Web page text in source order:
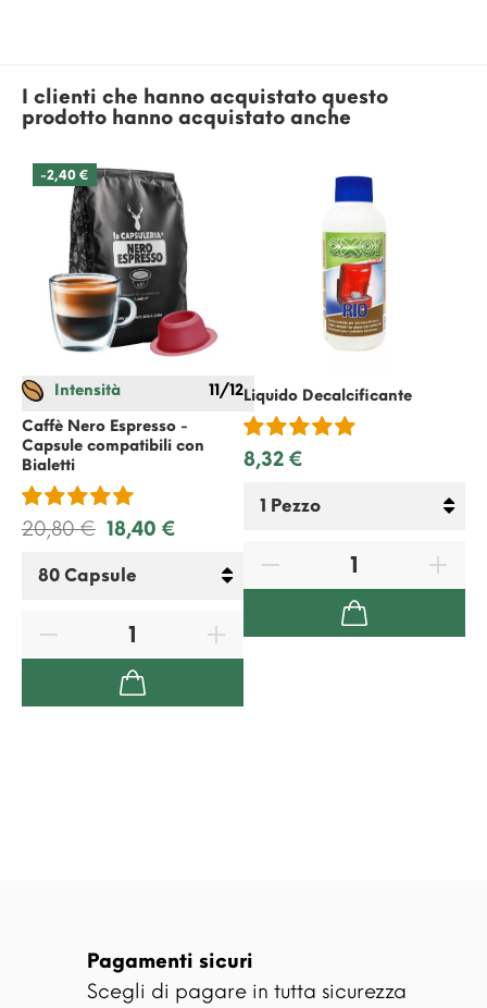
I clienti che hanno acquistato questo
prodotto hanno acquistato anche
-2,40 €
Intensità
11/12
Caffè Nero Espresso -
Capsule compatibili con
Bialetti
20,80 € 18,40 €
Liquido Decalcificante
8,32 €
Pagamenti sicuri
Scegli di pagare in tutta sicurezza